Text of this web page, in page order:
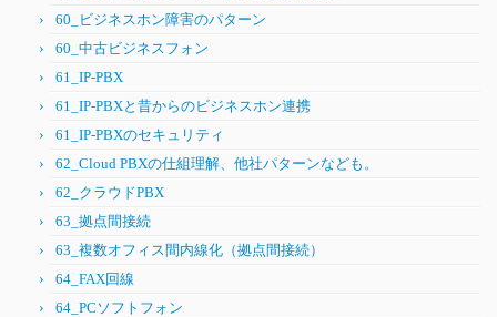
60_ビジネスホン障害のパターン
60_中古ビジネスフォン
61_IP-PBX
61_IP-PBXと昔からのビジネスホン連携
61_IP-PBXのセキュリティ
62_Cloud PBXの仕組理解、他社パターンなども。
62_クラウドPBX
63_拠点間接続
63_複数オフィス間内線化（拠点間接続）
64_FAX回線
64_PCソフトフォン